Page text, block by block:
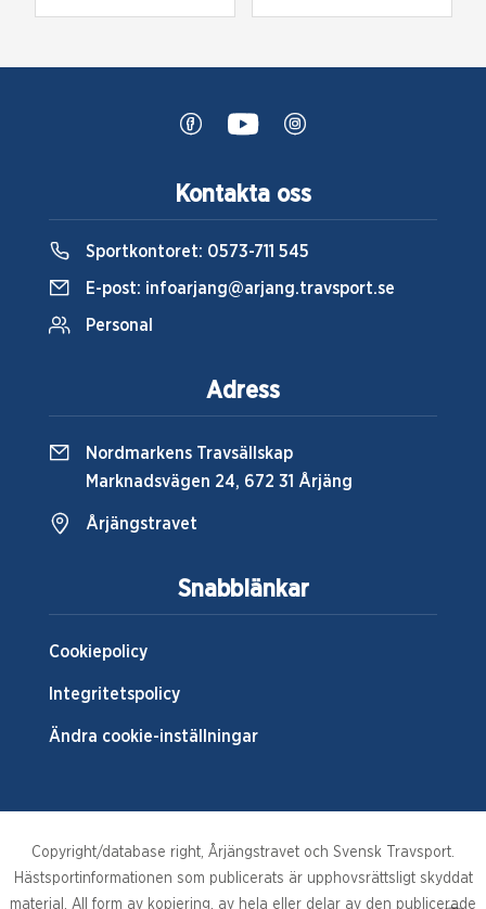
Snabblänkar
Cookiepolicy
Integritetspolicy
Ändra cookie-inställningar
Kontakta oss
Sportkontoret: 0573-711 545
E-post: infoarjang@arjang.travsport.se
Personal
Adress
Nordmarkens Travsällskap
Marknadsvägen 24, 672 31 Årjäng
Årjängstravet
Copyright/database right, Årjängstravet och Svensk Travsport.
Hästsportinformationen som publicerats är upphovsrättsligt skyddat
material. All form av kopiering, av hela eller delar av den publicerade